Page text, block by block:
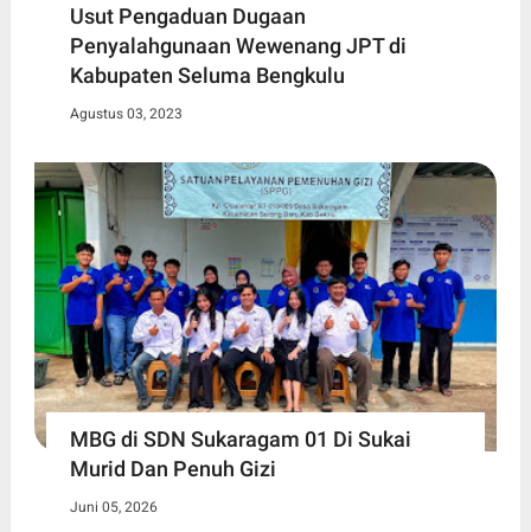
Usut Pengaduan Dugaan
Penyalahgunaan Wewenang JPT di
Kabupaten Seluma Bengkulu
Agustus 03, 2023
MBG di SDN Sukaragam 01 Di Sukai
Murid Dan Penuh Gizi
Juni 05, 2026